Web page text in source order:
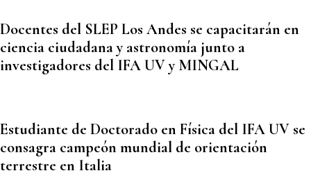
Docentes del SLEP Los Andes se capacitarán en
ciencia ciudadana y astronomía junto a
investigadores del IFA UV y MINGAL
Estudiante de Doctorado en Física del IFA UV se
consagra campeón mundial de orientación
terrestre en Italia